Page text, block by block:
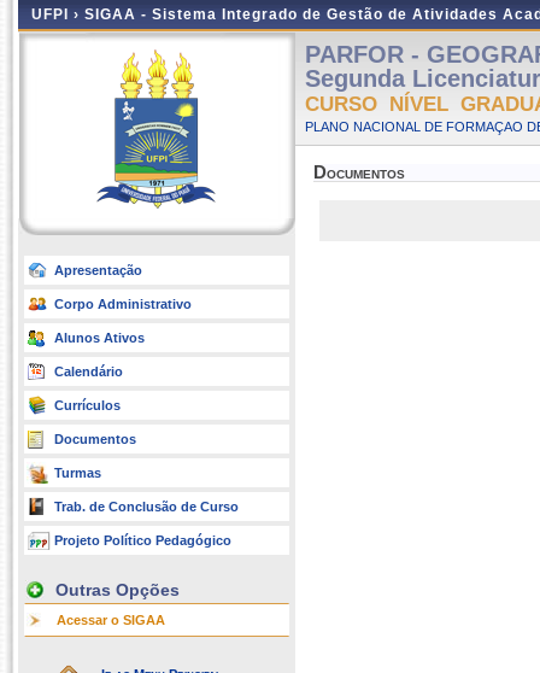
UFPI › SIGAA - Sistema Integrado de Gestão de Atividades
Apresentação
Corpo Administrativo
Alunos Ativos
Calendário
Currículos
Documentos
Turmas
Trab. de Conclusão de Curso
Projeto Político Pedagógico
Outras Opções
Acessar o SIGAA
PARFOR -
Segunda
CURSO NÍVEL
PLANO NACIONAL DE FORMAÇAO
Documentos